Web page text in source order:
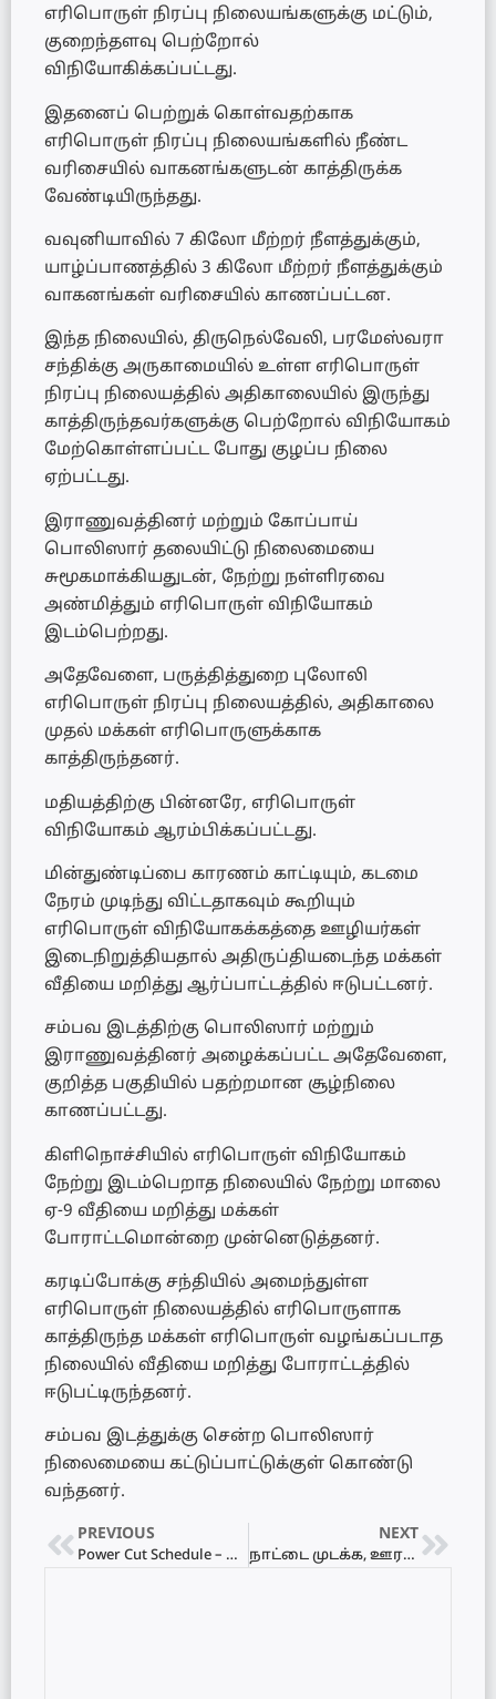
எரிபொருள் நிரப்பு நிலையங்களுக்கு மட்டும்,
குறைந்தளவு பெற்றோல்
விநியோகிக்கப்பட்டது.
இதனைப் பெற்றுக் கொள்வதற்காக
எரிபொருள் நிரப்பு நிலையங்களில் நீண்ட
வரிசையில் வாகனங்களுடன் காத்திருக்க
வேண்டியிருந்தது.
வவுனியாவில் 7 கிலோ மீற்றர் நீளத்துக்கும்,
யாழ்ப்பாணத்தில் 3 கிலோ மீற்றர் நீளத்துக்கும்
வாகனங்கள் வரிசையில் காணப்பட்டன.
இந்த நிலையில், திருநெல்வேலி, பரமேஸ்வரா
சந்திக்கு அருகாமையில் உள்ள எரிபொருள்
நிரப்பு நிலையத்தில் அதிகாலையில் இருந்து
காத்திருந்தவர்களுக்கு பெற்றோல் விநியோகம்
மேற்கொள்ளப்பட்ட போது குழப்ப நிலை
ஏற்பட்டது.
இராணுவத்தினர் மற்றும் கோப்பாய்
பொலிஸார் தலையிட்டு நிலைமையை
சுமூகமாக்கியதுடன், நேற்று நள்ளிரவை
அண்மித்தும் எரிபொருள் விநியோகம்
இடம்பெற்றது.
அதேவேளை, பருத்தித்துறை புலோலி
எரிபொருள் நிரப்பு நிலையத்தில், அதிகாலை
முதல் மக்கள் எரிபொருளுக்காக
காத்திருந்தனர்.
மதியத்திற்கு பின்னரே, எரிபொருள்
விநியோகம் ஆரம்பிக்கப்பட்டது.
மின்துண்டிப்பை காரணம் காட்டியும், கடமை
நேரம் முடிந்து விட்டதாகவும் கூறியும்
எரிபொருள் விநியோகக்கத்தை ஊழியர்கள்
இடைநிறுத்தியதால் அதிருப்தியடைந்த மக்கள்
வீதியை மறித்து ஆர்ப்பாட்டத்தில் ஈடுபட்டனர்.
சம்பவ இடத்திற்கு பொலிஸார் மற்றும்
இராணுவத்தினர் அழைக்கப்பட்ட அதேவேளை,
குறித்த பகுதியில் பதற்றமான சூழ்நிலை
காணப்பட்டது.
கிளிநொச்சியில் எரிபொருள் விநியோகம்
நேற்று இடம்பெறாத நிலையில் நேற்று மாலை
ஏ-9 வீதியை மறித்து மக்கள்
போராட்டமொன்றை முன்னெடுத்தனர்.
கரடிப்போக்கு சந்தியில் அமைந்துள்ள
எரிபொருள் நிலையத்தில் எரிபொருளாக
காத்திருந்த மக்கள் எரிபொருள் வழங்கப்படாத
நிலையில் வீதியை மறித்து போராட்டத்தில்
ஈடுபட்டிருந்தனர்.
சம்பவ இடத்துக்கு சென்ற பொலிஸார்
நிலைமையை கட்டுப்பாட்டுக்குள் கொண்டு
வந்தனர்.
PREVIOUS
Power Cut Schedule – மின்வெட்டு அட்டவணை 17.06.2022
NEXT
நாட்டை முடக்க, ஊரடங்கைப் பிறப்பிக்க யோசனை அவசியமில்லை